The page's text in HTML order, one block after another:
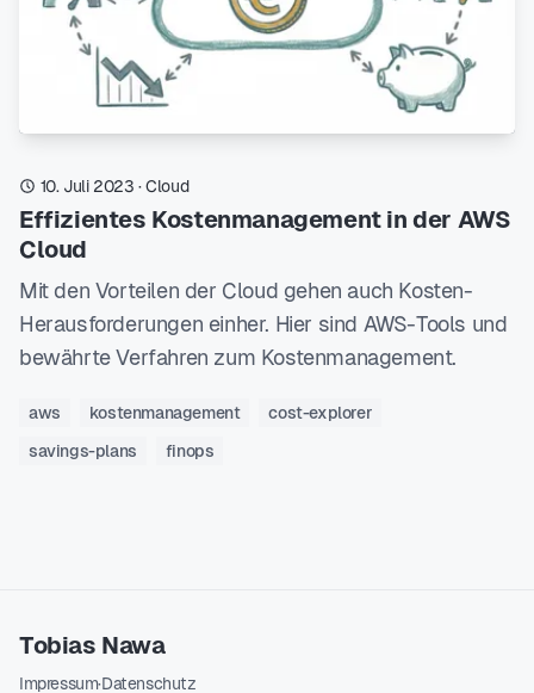
10. Juli 2023 ·Cloud
Effizientes Kostenmanagement in der AWS
Cloud
Mit den Vorteilen der Cloud gehen auch Kosten-
Herausforderungen einher. Hier sind AWS-Tools und
bewährte Verfahren zum Kostenmanagement.
aws kostenmanagement
cost-explorer
savings-plans
finops
Tobias Nawa
Impressum·Datenschutz